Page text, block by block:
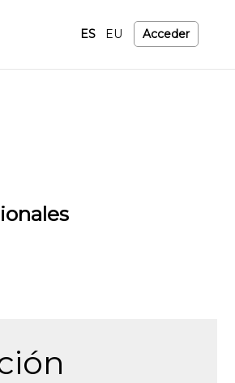
ES EU Acceder